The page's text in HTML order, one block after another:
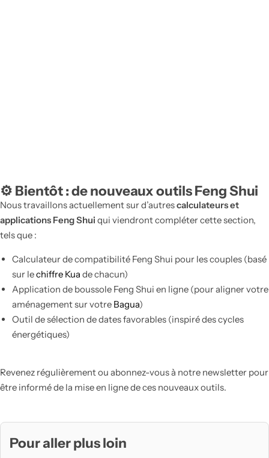
⚙️ ​Bientôt : de nouveaux outils Feng Shui
Nous travaillons actuellement sur d’autrescalculateurs et
applications Feng Shui qui viendront compléter cette section,
tels que :
Calculateur de compatibilité Feng Shui pour les couples (basé
sur lechiffre Kua de chacun)
Application de boussole Feng Shui en ligne (pour aligner votre
aménagement sur votre Bagua)
Outil de sélection de dates favorables (inspiré des cycles
énergétiques)
Revenez régulièrement ou abonnez-vous à notre newsletter pour
être informé de la mise en ligne de ces nouveaux outils.
Pour aller plus loin